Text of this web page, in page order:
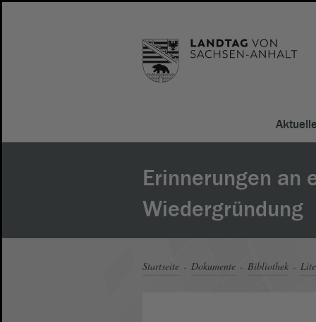
Erinnerungen an
Wiedergründung
Startseite Dokumente Bibliothek